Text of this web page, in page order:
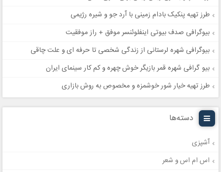
طرز تهیه پنکیک بادام زمینی با آرد جو و شیره رژیمی
بیوگرافی صدف بیوتی اینفلوئنسر موفق + راز موفقیت
بیوگرافی شهره لرستانی از زندگی شخصی تا حرفه ای و علت چاقی
بیو گرافی شهره قمر بازیگر خوش چهره و کم کار سینمای ایران
طرز تهیه خیار شور خوشمزه و مخصوص به روش بازاری
دسته‌ها
آشپزی
اس ام اس و شعر